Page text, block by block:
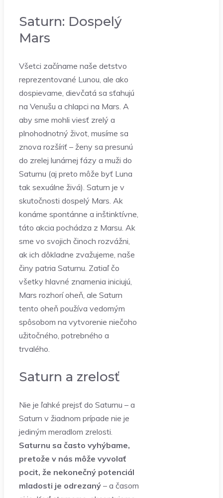
Saturn: Dospelý
Mars
Všetci začíname naše detstvo
reprezentované Lunou, ale ako
dospievame, dievčatá sa sťahujú
na Venušu a chlapci na Mars. A
aby sme mohli viesť zrelý a
plnohodnotný život, musíme sa
znova rozšíriť – ženy sa presunú
do zrelej lunárnej fázy a muži do
Saturnu (aj preto môže byť Luna
tak sexuálne živá). Saturn je v
skutočnosti dospelý Mars. Ak
konáme spontánne a inštinktívne,
táto akcia pochádza z Marsu. Ak
sme vo svojich činoch rozvážni,
ak ich dôkladne zvažujeme, naše
činy patria Saturnu. Zatiaľ čo
všetky hlavné znamenia iniciujú,
Mars rozhorí oheň, ale Saturn
tento oheň používa vedomým
spôsobom na vytvorenie niečoho
užitočného, potrebného a
trvalého.
Saturn a zrelosť
Nie je ľahké prejsť do Saturnu – a
Saturn v žiadnom prípade nie je
jediným meradlom zrelosti.
Saturnu sa často vyhýbame,
pretože v nás môže vyvolať
pocit, že nekonečný potenciál
mladosti je odrezaný – a časom